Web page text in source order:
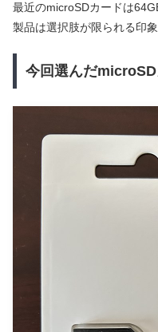
最近のmicroSDカードは
製品は選択肢が限られる印象
今回選んだ